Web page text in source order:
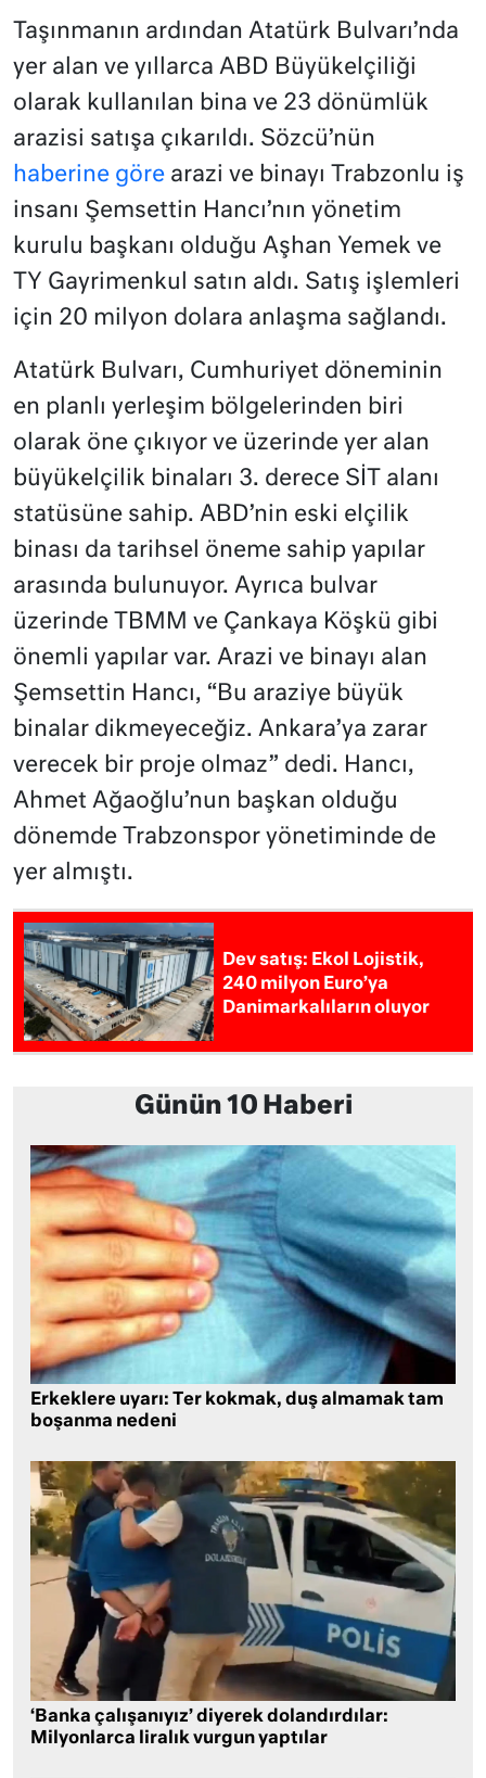
Taşınmanın ardından Atatürk Bulvarı’nda
yer alan ve yıllarca ABD Büyükelçiliği
olarak kullanılan bina ve 23 dönümlük
arazisi satışa çıkarıldı. Sözcü’nün
haberine göre arazi ve binayı Trabzonlu iş
insanı Şemsettin Hancı’nın yönetim
kurulu başkanı olduğu Aşhan Yemek ve
TY Gayrimenkul satın aldı. Satış işlemleri
için 20 milyon dolara anlaşma sağlandı.
Atatürk Bulvarı, Cumhuriyet döneminin
en planlı yerleşim bölgelerinden biri
olarak öne çıkıyor ve üzerinde yer alan
büyükelçilik binaları 3. derece SİT alanı
statüsüne sahip. ABD’nin eski elçilik
binası da tarihsel öneme sahip yapılar
arasında bulunuyor. Ayrıca bulvar
üzerinde TBMM ve Çankaya Köşkü gibi
önemli yapılar var. Arazi ve binayı alan
Şemsettin Hancı, “Bu araziye büyük
binalar dikmeyeceğiz. Ankara’ya zarar
verecek bir proje olmaz” dedi. Hancı,
Ahmet Ağaoğlu’nun başkan olduğu
dönemde Trabzonspor yönetiminde de
yer almıştı.
Dev satış: Ekol Lojistik,
240 milyon Euro’ya
Danimarkalıların oluyor
Günün 10 Haberi
Erkeklere uyarı: Ter kokmak, duş almamak tam
boşanma nedeni
‘Banka çalışanıyız’ diyerek dolandırdılar:
Milyonlarca liralık vurgun yaptılar